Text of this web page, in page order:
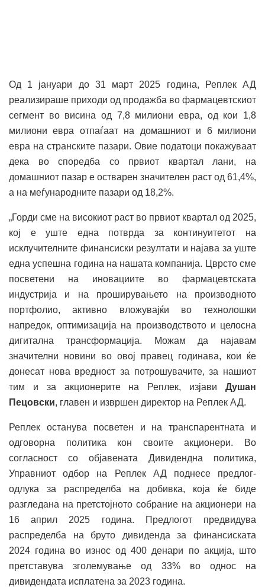
Од 1 јануари до 31 март 2025 година, Реплек АД
реализираше приходи од продажба во фармацевтскиот
сегмент во висина од 7,8 милиони евра, од кои 1,8
милиони евра отпаѓаат на домашниот и 6 милиони
евра на странските пазари. Овие податоци покажуваат
дека во споредба со првиот квартал лани, на
домашниот пазар е остварен значителен раст од 61,4%,
а на меѓународните пазари од 18,2%.
„Горди сме на високиот раст во првиот квартал од 2025,
кој е уште една потврда за континуитетот на
исклучителните финансиски резултати и најава за уште
една успешна година на нашата компанија. Цврсто сме
посветени на иновациите во фармацевтската
индустрија и на проширувањето на производното
портфолио, активно вложувајќи во технолошки
напредок, оптимизација на производството и целосна
дигитална трансформација. Можам да најавам
значителни новини во овој правец годинава, кои ќе
донесат нова вредност за потрошувачите, за нашиот
тим и за акционерите на Реплек, изјави Душан
Пецовски, главен и извршен директор на Реплек АД.
Реплек останува посветен и на транспарентната и
одговорна политика кон своите акционери. Во
согласност со објавената Дивидендна политика,
Управниот одбор на Реплек АД поднесе предлог-
одлука за распределба на добивка, која ќе биде
разгледана на претстојното собрание на акционери на
16 април 2025 година. Предлогот предвидува
распределба на бруто дивиденда за финансиската
2024 година во износ од 400 денари по акција, што
претставува зголемување од 33% во однос на
дивидендата исплатена за 2023 година.